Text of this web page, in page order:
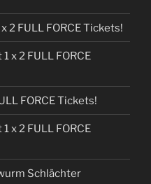
2 FULL FORCE Tickets!
x 2 FULL FORCE
FORCE Tickets!
x 2 FULL FORCE
Schlächter